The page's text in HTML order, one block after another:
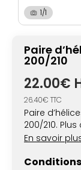
1/1
Paire
200/210
22.00€
26.40€ TTC
Paire
200/210.
ces hélices
En savoir
Conditions